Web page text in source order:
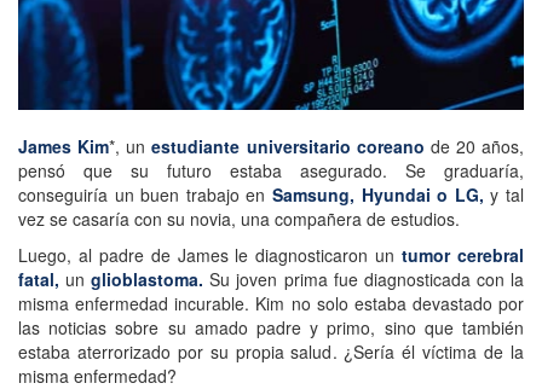
James Kim*, unestudiante universitario coreano de 20 años,
pensó que su futuro estaba asegurado. Se graduaría,
conseguiría un buen trabajo en Samsung, Hyundai o LG, y tal
vez se casaría con su novia, una compañera de estudios.
Luego, al padre de James le diagnosticaron untumor cerebral
fatal, unglioblastoma. Su joven prima fue diagnosticada con la
misma enfermedad incurable. Kim no solo estaba devastado por
las noticias sobre su amado padre y primo, sino que también
estaba aterrorizado por su propia salud. ¿Sería él víctima de la
misma enfermedad?